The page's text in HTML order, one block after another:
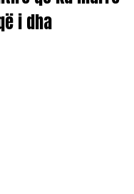
i dha